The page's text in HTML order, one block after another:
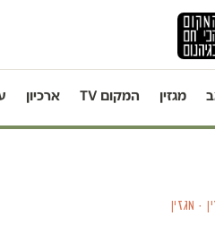
מגזין המקום TV ארכיון
· מגזין